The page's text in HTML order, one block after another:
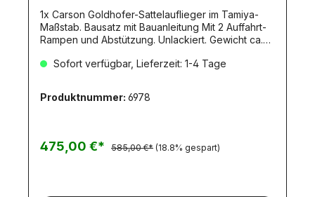
1x Carson Goldhofer-Sattelauflieger im Tamiya-
Maßstab. Bausatz mit Bauanleitung Mit 2 Auffahrt-
Rampen und Abstützung. Unlackiert. Gewicht ca.
Stahlrahmen lasergeschnitten und
Laderampen3 Achsen (kugelgelagert) mit
Zwillingsreifen und Luftfeder-Attrappen12
(beleuchtbar)Plateau mit BordwändenAlu-
Unterfahrschutz, gefrästAufliegerstützen,
Sofort verfügbar, Lieferzeit: 1-4 Tage
Produktnummer: 6978
475,00 €* 585,00 €* (18.8% gespart)